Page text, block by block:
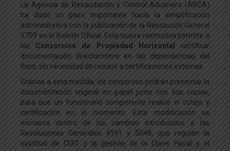
La Agencia de Recaudación y Control Aduanero (ARCA)
ha dado un paso importante hacia la simplificación
administrativa con la publicación de la Resolución General
5709 en el Boletín Oficial. Esta nueva normativa permite a
los Consorcios de Propiedad Horizontal
certificar
documentación directamente en las dependencias del
fisco, sin necesidad de recurrir a certificaciones externas.
Gracias a esta medida, los consorcios podrán presentar la
documentación original en papel junto con sus copias,
para que un funcionario competente realice el cotejo y
certificación en el momento. Esta modificación se
enmarca dentro de los cambios introducidos a las
Resoluciones Generales 4991 y 5048, que regulan la
solicitud de CUIT y la gestión de la Clave Fiscal y el